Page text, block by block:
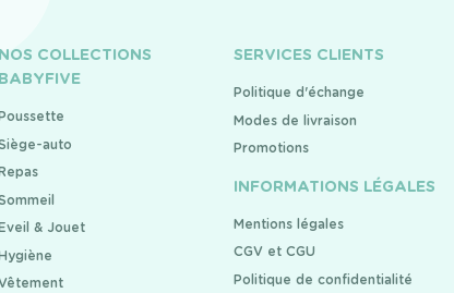
NOS COLLECTIONS
BABYFIVE
auto
& Jouet
SERVICES CLIENTS
Politique d'échange
Modes de livraison
Promotions
INFORMATIONS LÉGALES
Mentions légales
CGV et CGU
Politique de confidentialité